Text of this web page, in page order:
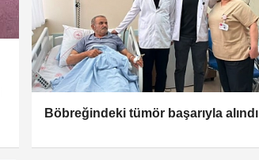
Böbreğindeki tümör başarıyla alındı